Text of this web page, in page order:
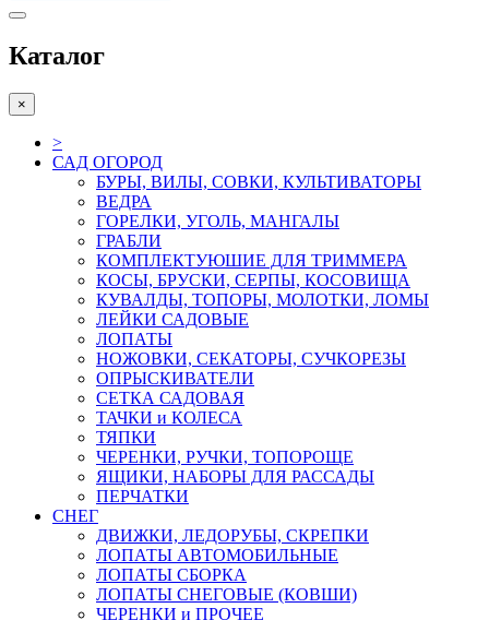
Каталог
×
>
САД ОГОРОД
БУРЫ, ВИЛЫ, СОВКИ, КУЛЬТИВАТОРЫ
ВЕДРА
ГОРЕЛКИ, УГОЛЬ, МАНГАЛЫ
ГРАБЛИ
КОМПЛЕКТУЮШИЕ ДЛЯ ТРИММЕРА
КОСЫ, БРУСКИ, СЕРПЫ, КОСОВИЩА
КУВАЛДЫ, ТОПОРЫ, МОЛОТКИ, ЛОМЫ
ЛЕЙКИ САДОВЫЕ
ЛОПАТЫ
НОЖОВКИ, СЕКАТОРЫ, СУЧКОРЕЗЫ
ОПРЫСКИВАТЕЛИ
СЕТКА САДОВАЯ
ТАЧКИ и КОЛЕСА
ТЯПКИ
ЧЕРЕНКИ, РУЧКИ, ТОПОРОЩЕ
ЯЩИКИ, НАБОРЫ ДЛЯ РАССАДЫ
ПЕРЧАТКИ
СНЕГ
ДВИЖКИ, ЛЕДОРУБЫ, СКРЕПКИ
ЛОПАТЫ АВТОМОБИЛЬНЫЕ
ЛОПАТЫ СБОРКА
ЛОПАТЫ СНЕГОВЫЕ (КОВШИ)
ЧЕРЕНКИ и ПРОЧЕЕ